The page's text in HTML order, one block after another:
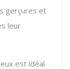
gerçures et
leur
est idéal